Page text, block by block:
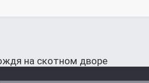
на скотном дворе